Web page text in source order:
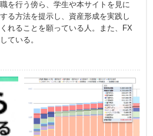
を行う傍ら、学生や本サイトを見に
る方法を提示し、資産形成を実践し
れることを願っている人。また、FX
ている。